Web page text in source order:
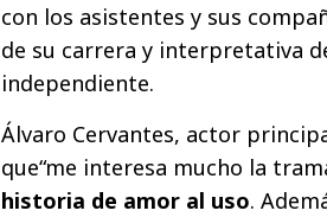
con los asistentes y sus
de su carrera y interpretativa
independiente.
Álvaro Cervantes, actor
que“me interesa mucho la
historia de amor al uso.